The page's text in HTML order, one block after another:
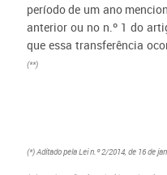
período de um ano
anterior ou no n.º 1 do
que essa transferência
(**)
(*) Aditado pela Lei n.º 2/2014, de 16 de